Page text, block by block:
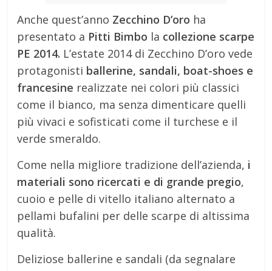
Anche quest’anno Zecchino D’oro ha
presentato a Pitti Bimbo la collezione scarpe
PE 2014. L’estate 2014 di Zecchino D’oro vede
protagonisti ballerine, sandali, boat-shoes e
francesine realizzate nei colori più classici
come il bianco, ma senza dimenticare quelli
più vivaci e sofisticati come il turchese e il
verde smeraldo.
Come nella migliore tradizione dell’azienda, i
materiali sono ricercati e di grande pregio,
cuoio e pelle di vitello italiano alternato a
pellami bufalini per delle scarpe di altissima
qualità.
Deliziose ballerine e sandali (da segnalare